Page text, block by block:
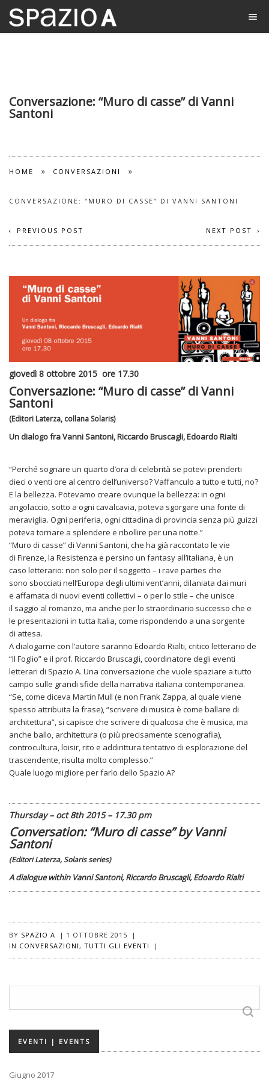
Conversazione: “Muro di casse” di Vanni
Santoni
HOME » CONVERSAZIONI »
CONVERSAZIONE: “MURO DI CASSE” DI VANNI SANTONI
NEXT POST
PREVIOUS POST
giovedì 8 ottobre 2015 ore 17.30
Conversazione: “Muro di casse” di Vanni
Santoni
(Editori Laterza, collana Solaris)
Un dialogo fra Vanni Santoni, Riccardo Bruscagli, Edoardo Rialti
“Perché sognare un quarto d’ora di celebrità se potevi prenderti
dieci o venti ore al cen­tro dell’universo? Vaffanculo a tutto e tutti, no?
E la bellezza. Potevamo creare ovunque la bellezza: in ogni
angolaccio, sotto a ogni cavalcavia, poteva sgorgare una fonte di
meraviglia. Ogni periferia, ogni cittadina di provincia senza più guizzi
poteva tornare a splendere e ribollire per una notte.”
“Muro di casse” di Vanni Santoni, che ha già raccontato le vie
di Firenze, la Resistenza e persino un fantasy all’italiana, è un
caso letterario: non solo per il soggetto – i rave parties che
sono sbocciati nell’Europa degli ultimi vent’anni, dilaniata dai muri
e affamata di nuovi eventi collettivi – o per lo stile – che unisce
il saggio al romanzo, ma anche per lo straordinario successo che e
le presentazioni in tutta Italia, come rispondendo a una sorgente
di attesa.
A dialogarne con l’autore saranno Edoardo Rialti, critico letterario de
“Il Foglio” e il prof. Riccardo Bruscagli, coordinatore degli eventi
letterari di Spazio A. Una conversazione che vuole spaziare a tutto
campo sulle grandi sfide della narrativa italiana contemporanea.
“Se, come diceva Martin Mull (e non Frank Zappa, al quale viene
spesso attribuita la frase), “scrivere di musica è come ballare di
architettura”, si capisce che scrivere di qualcosa che è musica, ma
anche ballo, architettura (o più precisamente scenografia),
controcultura, loisir, rito e addirittura tentativo di esplorazio­ne del
trascendente, risulta molto complesso.”
Quale luogo migliore per farlo dello Spazio A?
Thursday – oct 8th 2015 – 17.30pm
Conversation: “Muro di casse” by Vanni
Santoni
(Editori Laterza, Solaris series)
A dialogue within Vanni Santoni, Riccardo Bruscagli, Edoardo Rialti
BY SPAZIO A | 1 OTTOBRE 2015
|
IN CONVERSAZIONI, TUTTI GLI EVENTI |
EVENTI | EVENTS
Giugno 2017